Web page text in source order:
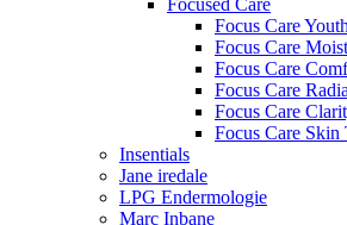
Focused Care
Focus Care
Focus Care
Focus Care
Focus Care
Focus Care
Focus Care Skin
Insentials
Jane iredale
LPG Endermologie
Marc Inbane